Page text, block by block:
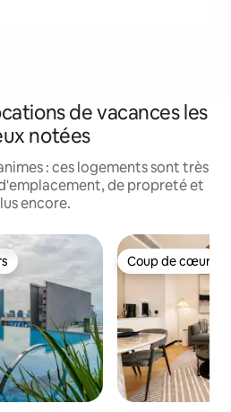
de vacances les
notées
: ces logements sont très
de propreté et
encore.
Coup de cœur
Coup de cœur